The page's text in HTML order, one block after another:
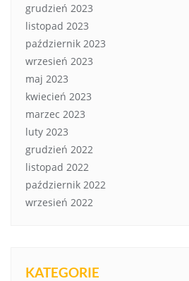
grudzień 2023
listopad 2023
październik 2023
wrzesień 2023
maj 2023
kwiecień 2023
marzec 2023
luty 2023
grudzień 2022
listopad 2022
październik 2022
wrzesień 2022
KATEGORIE